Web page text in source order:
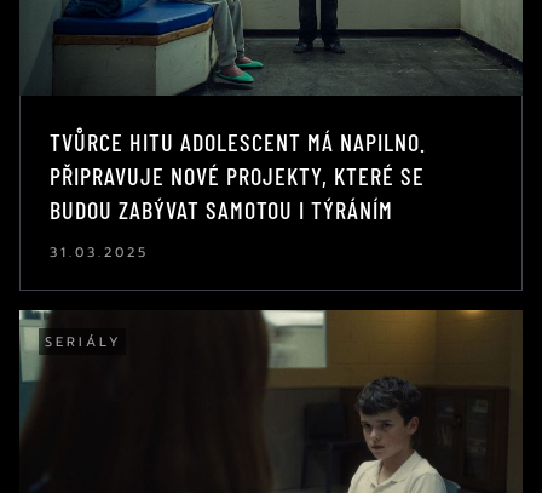
TVŮRCE HITU ADOLESCENT MÁ NAPILNO.
PŘIPRAVUJE NOVÉ PROJEKTY, KTERÉ SE
BUDOU ZABÝVAT SAMOTOU I TÝRÁNÍM
31.03.2025
SERIÁLY